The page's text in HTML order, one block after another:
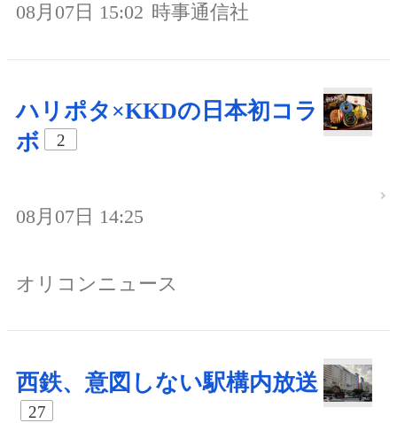
08月07日 15:02 時事通信社
ハリポタ×KKDの日本初コラ
ボ
2
08月07日 14:25
オリコンニュース
西鉄、意図しない駅構内放送
27